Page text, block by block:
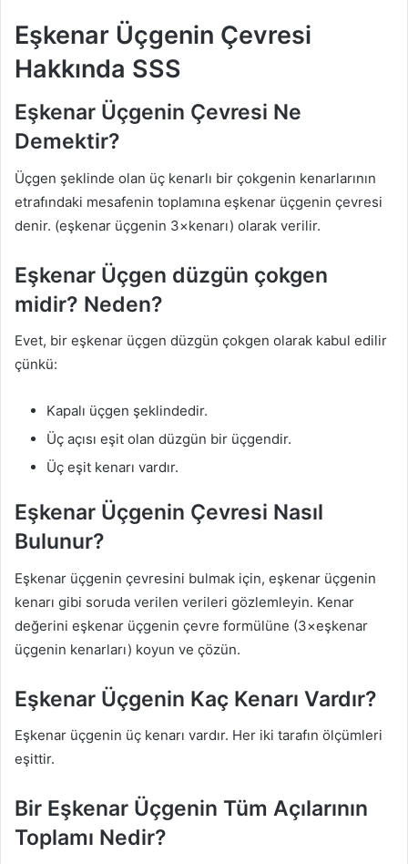
Eşkenar Üçgenin Çevresi
Hakkında SSS
Eşkenar Üçgenin Çevresi Ne
Demektir?
Üçgen şeklinde olan üç kenarlı bir çokgenin kenarlarının
etrafındaki mesafenin toplamına eşkenar üçgenin çevresi
denir. (eşkenar üçgenin 3×kenarı) olarak verilir.
Eşkenar Üçgen düzgün çokgen
midir? Neden?
Evet, bir eşkenar üçgen düzgün çokgen olarak kabul edilir
çünkü:
Kapalı üçgen şeklindedir.
Üç açısı eşit olan düzgün bir üçgendir.
Üç eşit kenarı vardır.
Eşkenar Üçgenin Çevresi Nasıl
Bulunur?
Eşkenar üçgenin çevresini bulmak için, eşkenar üçgenin
kenarı gibi soruda verilen verileri gözlemleyin. Kenar
değerini eşkenar üçgenin çevre formülüne (3×eşkenar
üçgenin kenarları) koyun ve çözün.
Eşkenar Üçgenin Kaç Kenarı Vardır?
Eşkenar üçgenin üç kenarı vardır. Her iki tarafın ölçümleri
eşittir.
Bir Eşkenar Üçgenin Tüm Açılarının
Toplamı Nedir?